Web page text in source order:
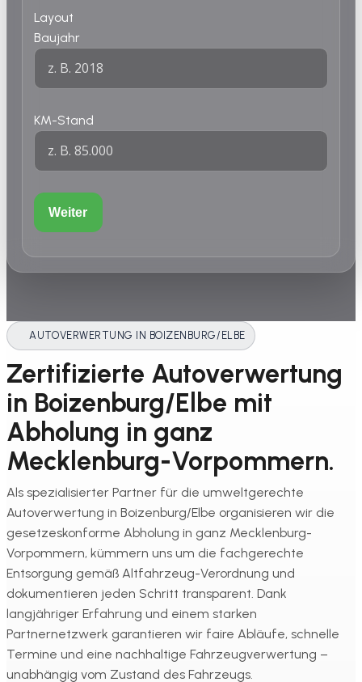
Layout
Baujahr
KM-Stand
Weiter
AUTOVERWERTUNG IN BOIZENBURG/ELBE
Zertifizierte Autoverwertung
in Boizenburg/Elbe mit
Abholung in ganz
Mecklenburg-Vorpommern.
Als spezialisierter Partner für die umweltgerechte
Autoverwertung in Boizenburg/Elbe organisieren wir die
gesetzeskonforme Abholung in ganz Mecklenburg-
Vorpommern, kümmern uns um die fachgerechte
Entsorgung gemäß Altfahrzeug-Verordnung und
dokumentieren jeden Schritt transparent. Dank
langjähriger Erfahrung und einem starken
Partnernetzwerk garantieren wir faire Abläufe, schnelle
Termine und eine nachhaltige Fahrzeugverwertung –
unabhängig vom Zustand des Fahrzeugs.